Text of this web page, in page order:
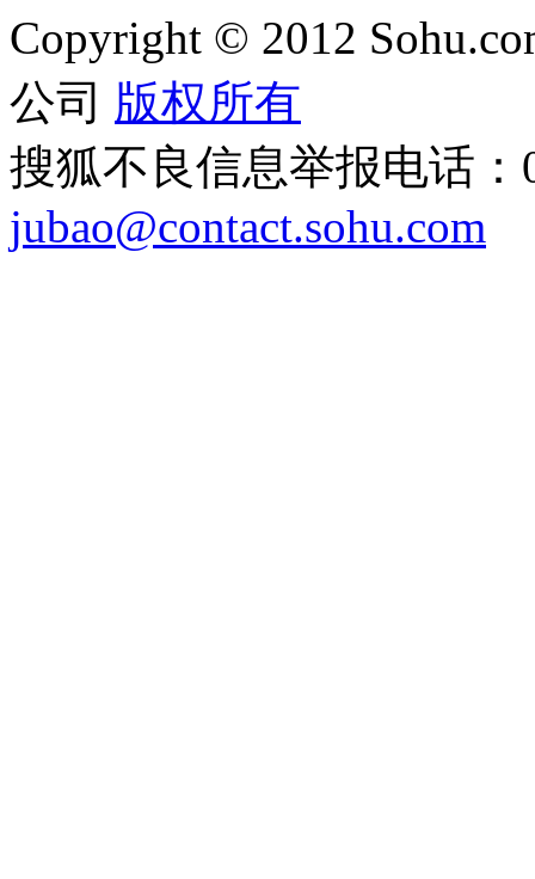
Copyright © 2012
公司 版权所有
搜狐不良信息举报电话：
jubao@contact.sohu.com